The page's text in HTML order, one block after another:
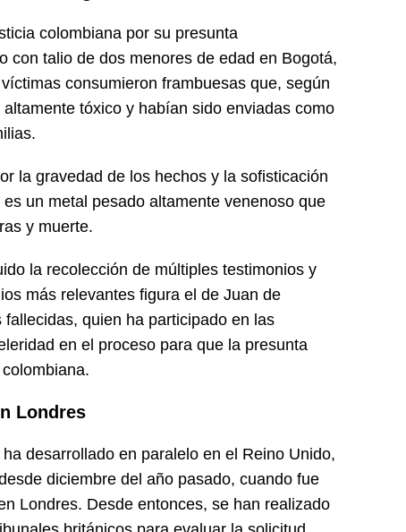
colombiana por su presunta
con talio de dos menores de edad en Bogotá,
consumieron frambuesas que, según
tóxico y habían sido enviadas como
la gravedad de los hechos y la sofisticación
un metal pesado altamente venenoso que
y muerte.
la recolección de múltiples testimonios y
más relevantes figura el de Juan de
quien ha participado en las
en el proceso para que la presunta
Londres
desarrollado en paralelo en el Reino Unido,
diciembre del año pasado, cuando fue
Londres. Desde entonces, se han realizado